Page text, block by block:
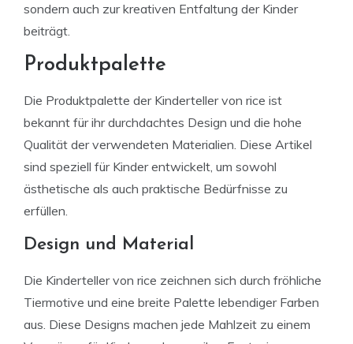
sondern auch zur kreativen Entfaltung der Kinder
beiträgt.
Produktpalette
Die Produktpalette der Kinderteller von rice ist
bekannt für ihr durchdachtes Design und die hohe
Qualität der verwendeten Materialien. Diese Artikel
sind speziell für Kinder entwickelt, um sowohl
ästhetische als auch praktische Bedürfnisse zu
erfüllen.
Design und Material
Die Kinderteller von rice zeichnen sich durch fröhliche
Tiermotive und eine breite Palette lebendiger Farben
aus. Diese Designs machen jede Mahlzeit zu einem